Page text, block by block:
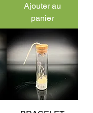
Ajouter au
panier